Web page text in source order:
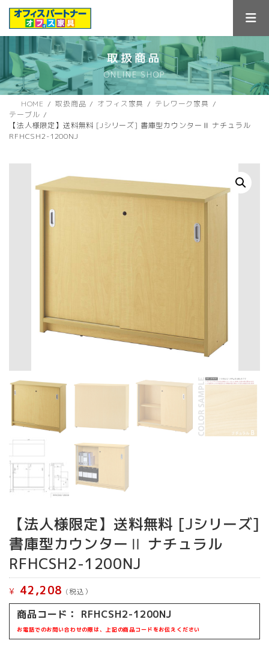
ス
キ
ン
に
取扱商品
ONLINE SHOP
HOME 取扱商品 オフィス家具
テレワーク家具
テーブル
【法人様限定】送料無料 [Jシリーズ] 書庫型カウンターⅡ ナチュラル
RFHCSH2-1200NJ
【法人様限定】送料無料 [Jシリーズ]
書庫型カウンターⅡ ナチュラル
RFHCSH2-1200NJ
¥ 42,208 (税込）
商品コード： RFHCSH2-1200NJ
お電話でのお問い合わせの際は、上記の商品コードをお伝えください